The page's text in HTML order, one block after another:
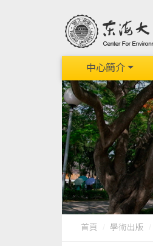
中心簡介
首頁 學術出版